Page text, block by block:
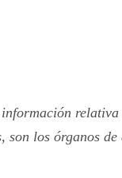
son los órganos